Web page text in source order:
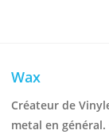
Wax
Créateur de
metal en